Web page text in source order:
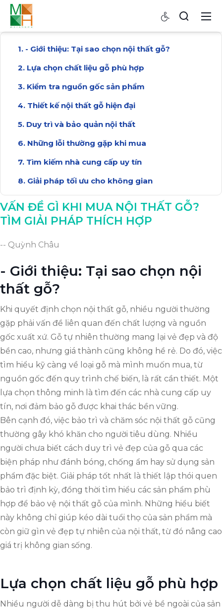
- Giới thiệu: Tại sao chọn nội thất gỗ?
Lựa chọn chất liệu gỗ phù hợp
Kiểm tra nguồn gốc sản phẩm
Thiết kế nội thất gỗ hiện đại
Duy trì và bảo quản nội thất
Những lỗi thường gặp khi mua
Tìm kiếm nhà cung cấp uy tín
Giải pháp tối ưu cho không gian
Kết luận: Lựa chọn thông minh khi mua nội thất
VẤN ĐỀ GÌ KHI MUA NỘI THẤT GỖ?
TÌM GIẢI PHÁP THÍCH HỢP
-- Quỳnh Châu
- Giới thiệu: Tại sao chọn nội
thất gỗ?
Khi quyết định chọn nội thất gỗ, nhiều người thường
gặp phải vấn đề liên quan đến chất lượng và nguồn
gốc xuất xứ. Gỗ tự nhiên thường mang lại vẻ đẹp và độ
bền cao, nhưng giá thành cũng không hề rẻ. Do đó, việc
tìm hiểu kỹ càng về loại gỗ mà mình muốn mua, từ
nguồn gốc đến quy trình chế biến, là rất cần thiết. Một
lựa chọn thông minh là tìm đến các nhà cung cấp uy
tín, nơi đảm bảo gỗ được khai thác bền vững.
Bên cạnh đó, việc bảo trì và chăm sóc nội thất gỗ cũng
thường gây khó khăn cho người tiêu dùng. Nhiều
người chưa biết cách duy trì vẻ đẹp của gỗ qua các
biện pháp như đánh bóng, chống ẩm hay sử dụng sản
phẩm đặc biệt. Giải pháp tốt nhất là thiết lập thói quen
bảo trì định kỳ, đồng thời tìm hiểu các sản phẩm phù
hợp để bảo vệ nội thất gỗ của mình. Những hiểu biết
này không chỉ giúp kéo dài tuổi thọ của sản phẩm mà
còn giữ gìn vẻ đẹp tự nhiên của nội thất, từ đó nâng cao
giá trị không gian sống.
Lựa chọn chất liệu gỗ phù hợp
Nhiều người dễ dàng bị thu hút bởi vẻ bề ngoài của sản